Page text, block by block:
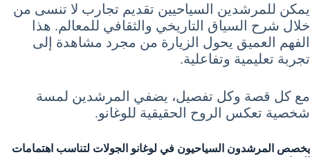
يمكن للمرشدين السياحيين تقديم تجارب لا تنسى من
خلال شرح السياق التاريخي والثقافي للمعالم. هذا
الفهم العميق يحول الزيارة من مجرد مشاهدة إلى
تجربة تعليمية وتفاعلية.
مع كل قصة وكل تفصيل، يضفي المرشدين لمسة
شخصية تعكس الروح الحقيقية للوغانو.
يخصص المرشدون السياحيون في لوغانو الجولات لتناسب اهتمامات